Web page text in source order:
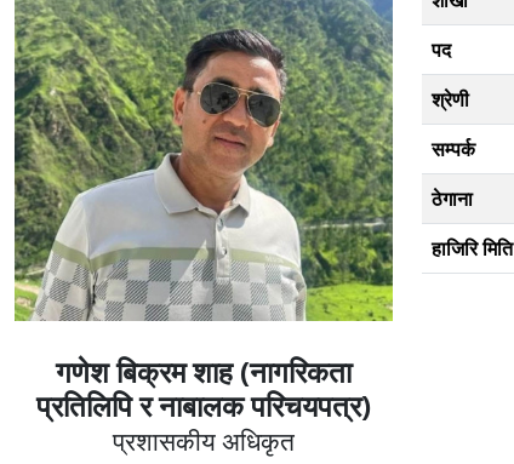
गणेश बिक्रम शाह (नागरिकता
प्रतिलिपि र नाबालक परिचयपत्र)
प्रशासकीय अधिकृत
पद
श्रेणी
सम्पर्क
ठेगाना
हाजिरि मिति